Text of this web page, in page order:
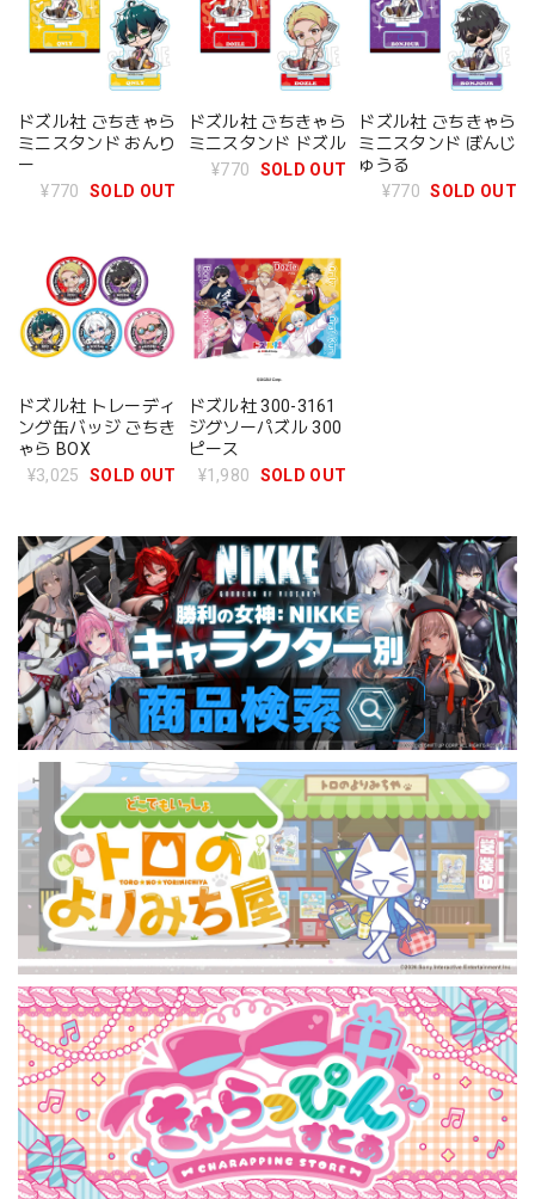
ドズル社 ごちきゃら
ミニスタンド おんり
ー
¥770
SOLD OUT
ドズル社 ごちきゃら
ミニスタンド ドズル
¥770
SOLD OUT
ドズル社 ごちきゃら
ミニスタンド ぼんじ
ゅうる
¥770 SOLD OUT
ドズル社 トレーディ
ング缶バッジ ごちき
ゃら BOX
¥3,025
SOLD OUT
ドズル社 300-3161
ジグソーパズル 300
ピース
¥1,980
SOLD OUT